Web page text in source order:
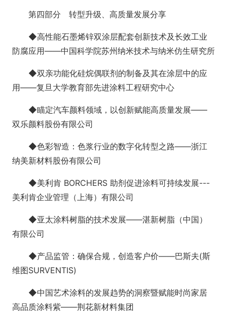
第四部分 转型升级、高质量发展分享
◆高性能石墨烯锌双涂层配套创新技术及长效工业
防腐应用——中国科学院苏州纳米技术与纳米仿生研究所
◆双亲功能化硅烷偶联剂的制备及其在涂层中的应
用——复旦大学教育部先进涂料工程研究中心
◆瞄定汽车颜料领域，以创新赋能高质量发展——
双乐颜料股份有限公司
◆色彩智造：色浆行业的数字化转型之路——浙江
纳美新材料股份有限公司
◆美利肯 BORCHERS 助剂促进涂料可持续发展---
美利肯企业管理（上海）有限公司
◆亚太涂料树脂的技术发展——湛新树脂（中国）
有限公司
◆产品监管：确保合规，创造客户价——巴斯夫(斯
维图SURVENTIS)
◆中国艺术涂料的发展趋势的洞察暨赋能时尚家居
高品质涂料紫——荆花新材料集团